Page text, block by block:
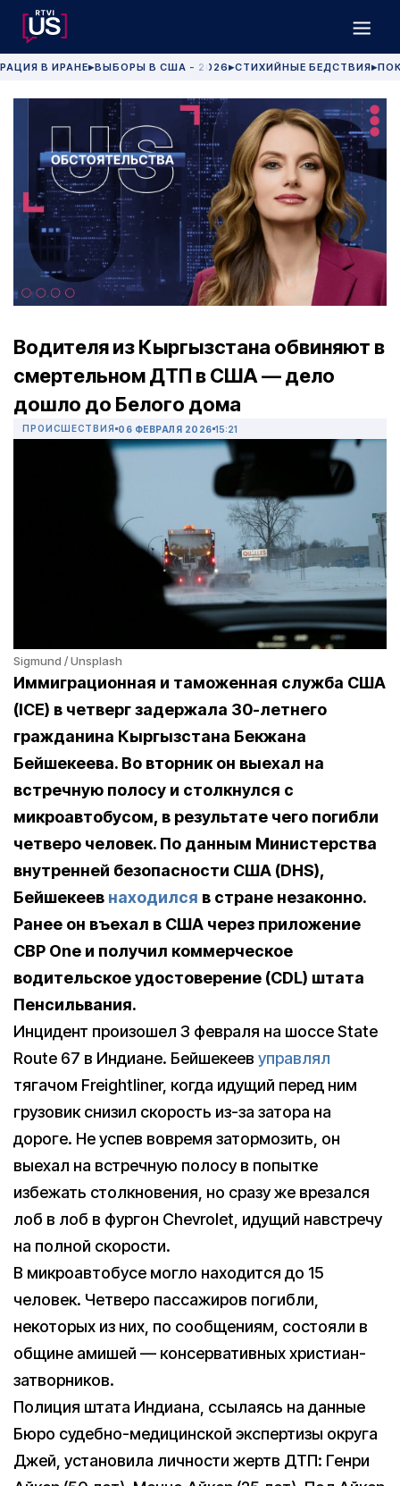
В ИРАНЕ▶ВЫБОРЫ В США - 2026 ▶СТИХИЙНЫЕ БЕДСТВИЯ▶
Водителя из Кыргызстана обвиняют в
смертельном ДТП в США — дело
дошло до Белого дома
ПРОИСШЕСТВИЯ 06 ФЕВРАЛЯ 2026 15:21
Sigmund / Unsplash
Иммиграционная и таможенная служба США
(ICE) в четверг задержала 30-летнего
гражданина Кыргызстана Бекжана
Бейшекеева. Во вторник он выехал на
встречную полосу и столкнулся с
микроавтобусом, в результате чего погибли
четверо человек. По данным Министерства
внутренней безопасности США (DHS),
Бейшекеев находился в стране незаконно.
Ранее он въехал в США через приложение
CBP One и получил коммерческое
водительское удостоверение (CDL) штата
Пенсильвания.
Инцидент произошел 3 февраля на шоссе State
Route 67 в Индиане. Бейшекеев управлял
тягачом Freightliner, когда идущий перед ним
грузовик снизил скорость из-за затора на
дороге. Не успев вовремя затормозить, он
выехал на встречную полосу в попытке
избежать столкновения, но сразу же врезался
лоб в лоб в фургон Chevrolet, идущий навстречу
на полной скорости.
В микроавтобусе могло находится до 15
человек. Четверо пассажиров погибли,
некоторых из них, по сообщениям, состояли в
общине амишей — консервативных христиан-
затворников.
Полиция штата Индиана, ссылаясь на данные
Бюро судебно-медицинской экспертизы округа
Джей, установила личности жертв ДТП: Генри